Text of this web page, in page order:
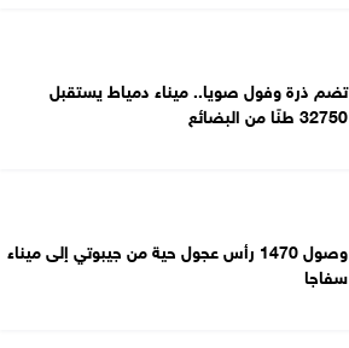
تضم ذرة وفول صويا.. ميناء دمياط يستقبل
32750 طنًا من البضائع
وصول 1470 رأس عجول حية من جيبوتي إلى ميناء
سفاجا